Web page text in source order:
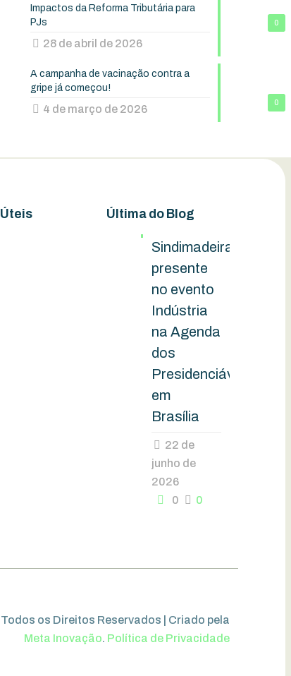
0
Impactos da Reforma Tributária para
PJs
28 de abril de 2026
0
A campanha de vacinação contra a
gripe já começou!
4 de março de 2026
Última do Blog
Sindimadeira
presente
no evento
Indústria
na Agenda
dos
Presidenciáveis
em
Brasília
22 de
junho de
2026
0
0
os Direitos Reservados | Criado pela
Meta Inovação. Política de Privacidade